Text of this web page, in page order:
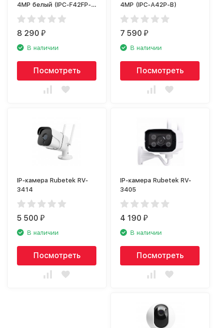
4MP белый (IPC-F42FP-
0360B)
8 290₽
В наличии
Посмотреть
4MP (IPC-A42P-B)
7 590₽
В наличии
Посмотреть
IP-камера Rubetek RV-
3414
5 500₽
В наличии
Посмотреть
IP-камера Rubetek RV-
3405
4 190₽
В наличии
Посмотреть